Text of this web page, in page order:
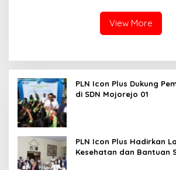
View More
PLN Icon Plus Dukung
di SDN Mojorejo 01
PLN Icon Plus Hadirkan
Kesehatan dan Bantuan